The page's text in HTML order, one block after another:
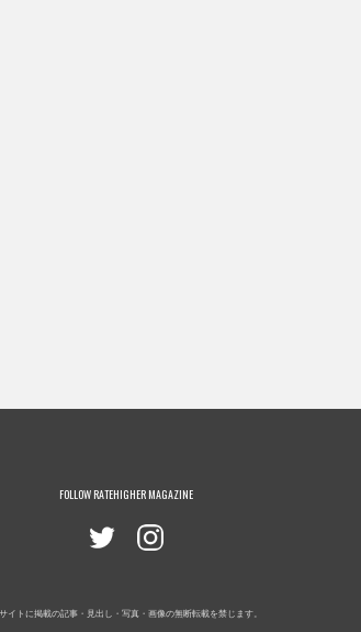
FOLLOW RATEHIGHER MAGAZINE
イトに掲載の記事・見出し・写真・画像の無断転載を禁じます。